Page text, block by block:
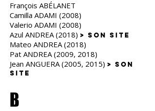
François ABÉLANET
Camilla ADAMI (2008)
Valerio ADAMI (2008)
Azul ANDREA (2018) > son site
Mateo ANDREA (2018)
Pat ANDREA (2009, 2018)
Jean ANGUERA (2005, 2015) > son
site
B